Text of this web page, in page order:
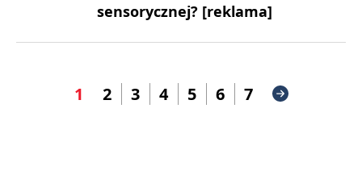
sensorycznej? [reklama]
1 2 3 4 5 6 7